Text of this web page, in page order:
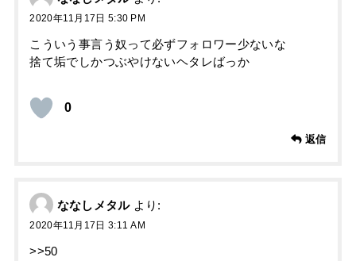
2020年11月17日 5:30 PM
こういう事言う奴って必ずフォロワー少ないな
捨て垢でしかつぶやけないヘタレばっか
0
返信
ななしメタル より:
2020年11月17日 3:11 AM
>>50